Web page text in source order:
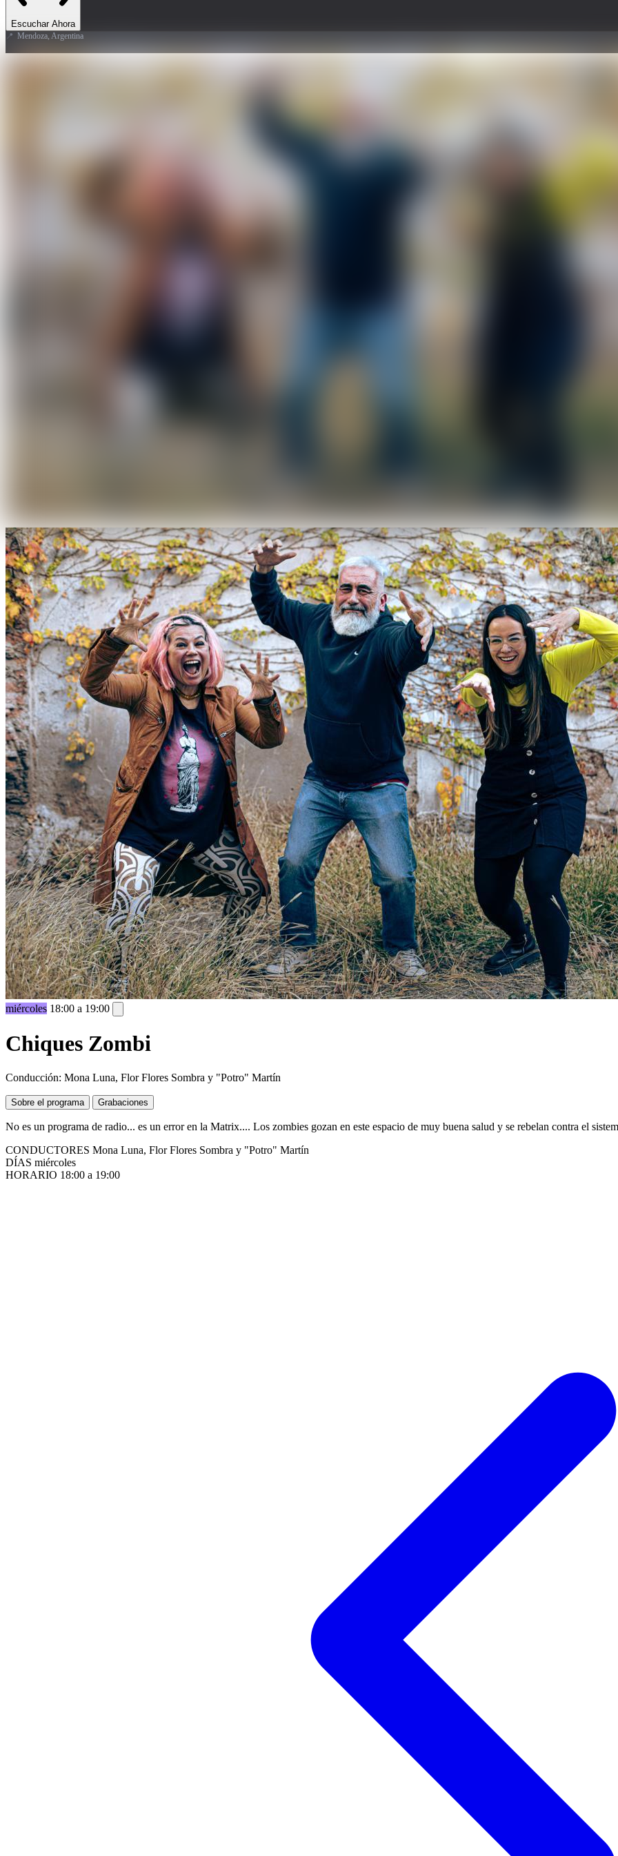
Escuchar Ahora
📍 Mendoza, Argentina
miércoles 18:00 a 19:00
Chiques Zombi
Conducción: Mona Luna, Flor Flores Sombra y "Potro" Martín
Sobre el programa Grabaciones
No es un programa de radio... es un error en la Matrix.... Los zombies gozan en este espacio de muy buena salud y se rebelan contra el
CONDUCTORES Mona Luna, Flor Flores Sombra y "Potro" Martín
DÍAS miércoles
HORARIO 18:00 a 19:00